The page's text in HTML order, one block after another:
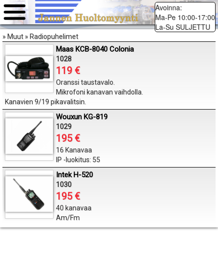
Avoinna:
Ma-Pe 10:00-17:00
La-Su SULJETTU
» Muut » Radiopuhelimet
Maas KCB-8040 Colonia
1028
119 €
Oranssi taustavalo.
Mikrofoni kanavan vaihdolla.
Kanavien 9/19 pikavalitsin.
Wouxun KG-819
1029
195 €
16 Kanavaa
IP -luokitus: 55
Intek H-520
1030
195 €
40 kanavaa
Am/Fm